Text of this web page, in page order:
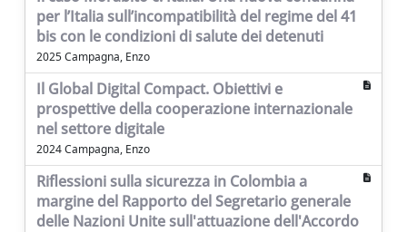
per l’Italia sull’incompatibilità del regime del 41
bis con le condizioni di salute dei detenuti
2025 Campagna, Enzo
Il Global Digital Compact. Obiettivi e
prospettive della cooperazione internazionale
nel settore digitale
2024 Campagna, Enzo
Riflessioni sulla sicurezza in Colombia a
margine del Rapporto del Segretario generale
delle Nazioni Unite sull'attuazione dell'Accordo